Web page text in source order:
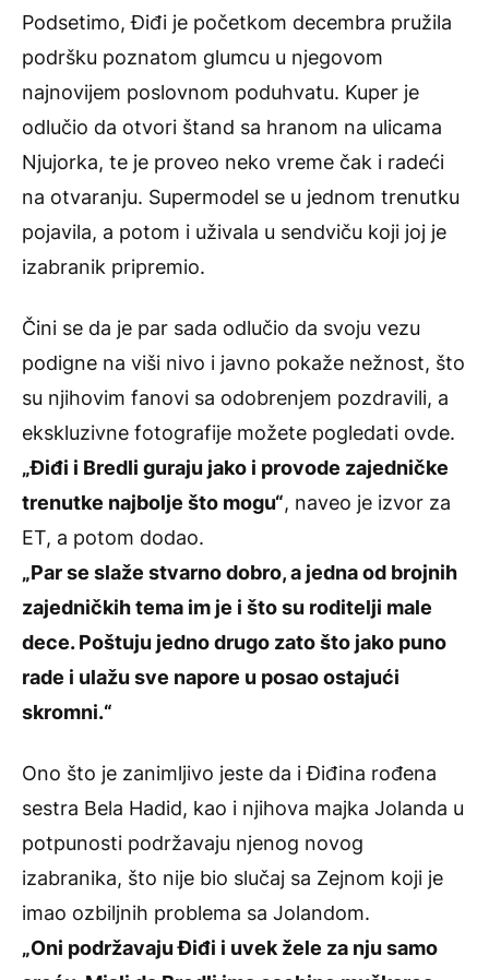
Podsetimo, Điđi je početkom decembra pružila
podršku poznatom glumcu u njegovom
najnovijem poslovnom poduhvatu. Kuper je
odlučio da otvori štand sa hranom na ulicama
Njujorka, te je proveo neko vreme čak i radeći
na otvaranju. Supermodel se u jednom trenutku
pojavila, a potom i uživala u sendviču koji joj je
izabranik pripremio.
Čini se da je par sada odlučio da svoju vezu
podigne na viši nivo i javno pokaže nežnost, što
su njihovim fanovi sa odobrenjem pozdravili, a
ekskluzivne fotografije možete pogledati ovde.
„Điđi i Bredli guraju jako i provode zajedničke
trenutke najbolje što mogu“, naveo je izvor za
ET, a potom dodao.
„Par se slaže stvarno dobro, a jedna od brojnih
zajedničkih tema im je i što su roditelji male
dece. Poštuju jedno drugo zato što jako puno
rade i ulažu sve napore u posao ostajući
skromni.“
Ono što je zanimljivo jeste da i Điđina rođena
sestra Bela Hadid, kao i njihova majka Jolanda u
potpunosti podržavaju njenog novog
izabranika, što nije bio slučaj sa Zejnom koji je
imao ozbiljnih problema sa Jolandom.
„Oni podržavaju Điđi i uvek žele za nju samo